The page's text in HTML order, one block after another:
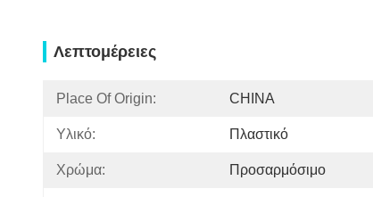
Λεπτομέρειες
Place Of Origin: CHINA
Υλικό: Πλαστικό
Χρώμα: Προσαρμόσιμο